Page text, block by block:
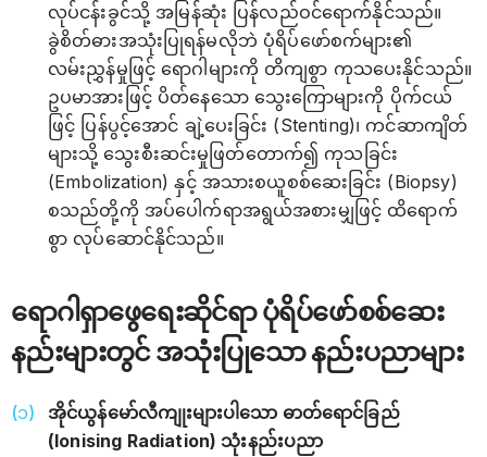
လုပ်ငန်းခွင်သို့ အမြန်ဆုံး ပြန်လည်ဝင်ရောက်နိုင်သည်။
ခွဲစိတ်ဓားအသုံးပြုရန်မလိုဘဲ ပုံရိပ်ဖော်စက်များ၏
လမ်းညွှန်မှုဖြင့် ရောဂါများကို တိကျစွာ ကုသပေးနိုင်သည်။
ဥပမာအားဖြင့် ပိတ်နေသော သွေးကြောများကို ပိုက်ငယ်
ဖြင့် ပြန်ပွင့်အောင် ချဲ့ပေးခြင်း (Stenting)၊ ကင်ဆာကျိတ်
များသို့ သွေးစီးဆင်းမှုဖြတ်တောက်၍ ကုသခြင်း
(Embolization) နှင့် အသားစယူစစ်ဆေးခြင်း (Biopsy)
စသည်တို့ကို အပ်ပေါက်ရာအရွယ်အစားမျှဖြင့် ထိရောက်
စွာ လုပ်ဆောင်နိုင်သည်။
ရောဂါရှာဖွေရေးဆိုင်ရာ ပုံရိပ်ဖော်စစ်ဆေး
နည်းများတွင် အသုံးပြုသော နည်းပညာများ
အိုင်ယွန်မော်လီကျုးများပါသော ဓာတ်ရောင်ခြည်
(Ionising Radiation) သုံးနည်းပညာ